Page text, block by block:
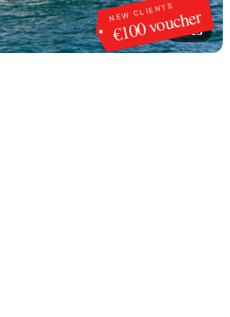
NEW CLIENTS
€100 voucher
1/13